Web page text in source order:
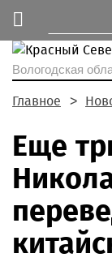
Вологодская
Главное
Еще